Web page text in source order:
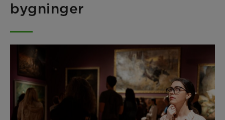
bygninger